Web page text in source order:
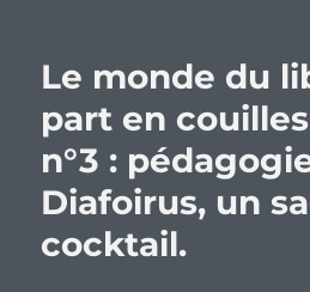
Le monde du
part en
n°3 :
Diafoirus, un
cocktail.